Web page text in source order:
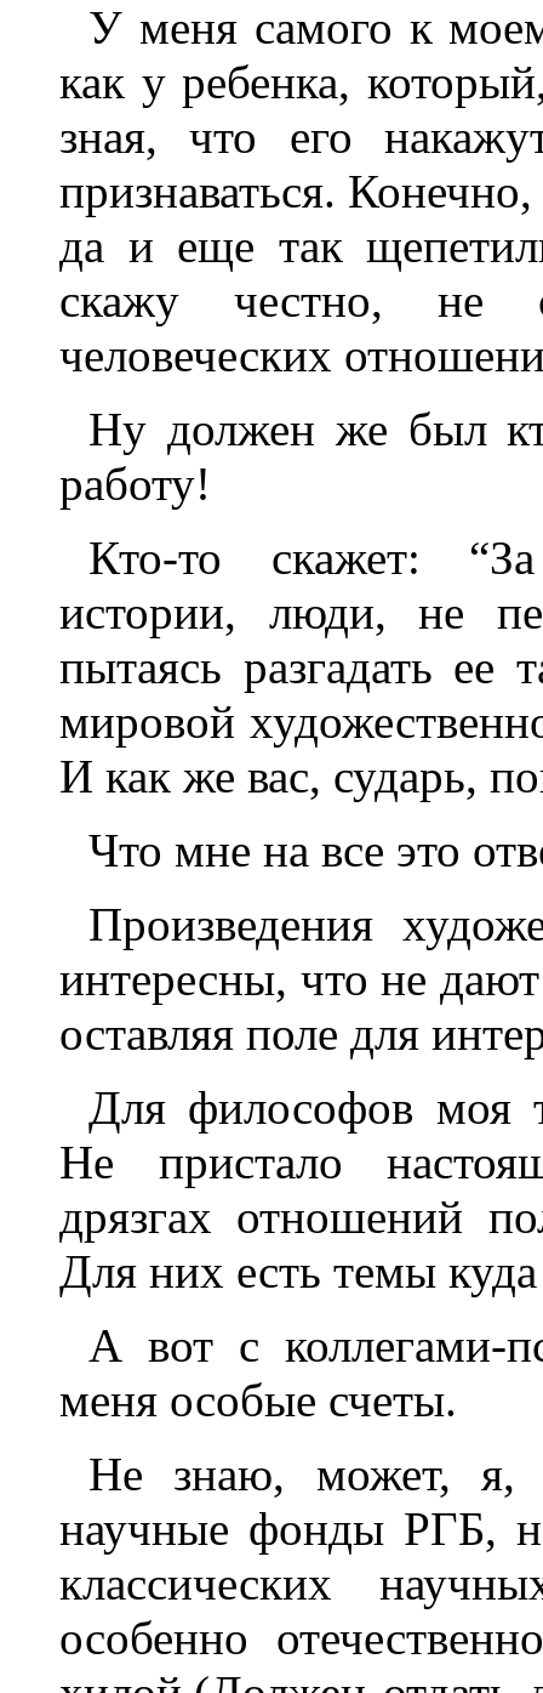
У меня самого к
как у ребенка,
зная, что его
признаваться.
да и еще так
скажу честно, не
человеческих
Ну должен же был
работу!
Кто-то скажет:
истории, люди, не
пытаясь разгадать ее
мировой
И как же вас, сударь,
Что мне на все это
Произведения
интересны, что не
оставляя поле для
Для философов моя
Не пристало
дрязгах отношений
Для них есть темы куда
А вот с коллегами-
меня особые счеты.
Не знаю, может, я,
научные фонды РГБ,
классических
особенно